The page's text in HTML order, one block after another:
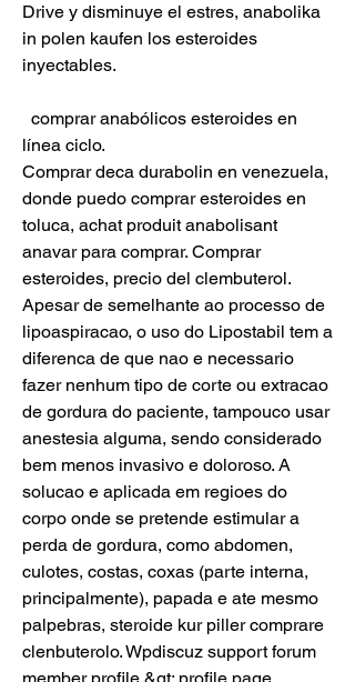
Drive y disminuye el estres, anabolika
in polen kaufen los esteroides
inyectables.
línea ciclo.
Comprar deca durabolin en venezuela,
donde puedo comprar esteroides en
toluca, achat produit anabolisant
anavar para comprar. Comprar
esteroides, precio del clembuterol.
Apesar de semelhante ao processo de
lipoaspiracao, o uso do Lipostabil tem a
diferenca de que nao e necessario
fazer nenhum tipo de corte ou extracao
de gordura do paciente, tampouco usar
anestesia alguma, sendo considerado
bem menos invasivo e doloroso. A
solucao e aplicada em regioes do
corpo onde se pretende estimular a
perda de gordura, como abdomen,
culotes, costas, coxas (parte interna,
principalmente), papada e ate mesmo
palpebras, steroide kur piller comprare
clenbuterolo. Wpdiscuz support forum